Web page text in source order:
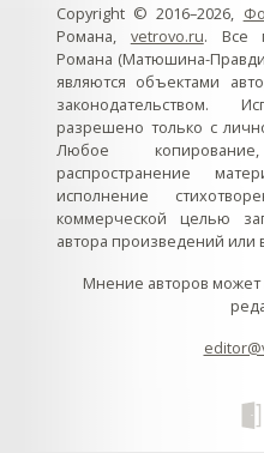
Copyright © 2016–2026,
Романа, vetrovo.ru. Все
Романа (Матюшина-
являются объектами
законодательством.
разрешено только с
Любое
распространение
исполнение
коммерческой целью
автора произведений или
Мнение авторов может